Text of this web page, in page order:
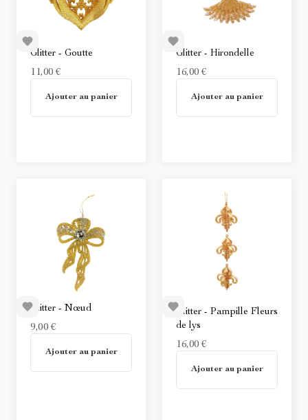
Glitter - Goutte
11,00 €
Ajouter au panier
Glitter - Hirondelle
16,00 €
Ajouter au panier
Glitter - Nœud
9,00 €
Ajouter au panier
Glitter - Pampille Fleurs
de lys
16,00 €
Ajouter au panier